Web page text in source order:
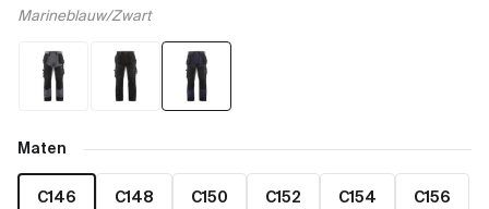
Marineblauw/Zwart
Maten
C146 C148 C150 C152 C154 C156